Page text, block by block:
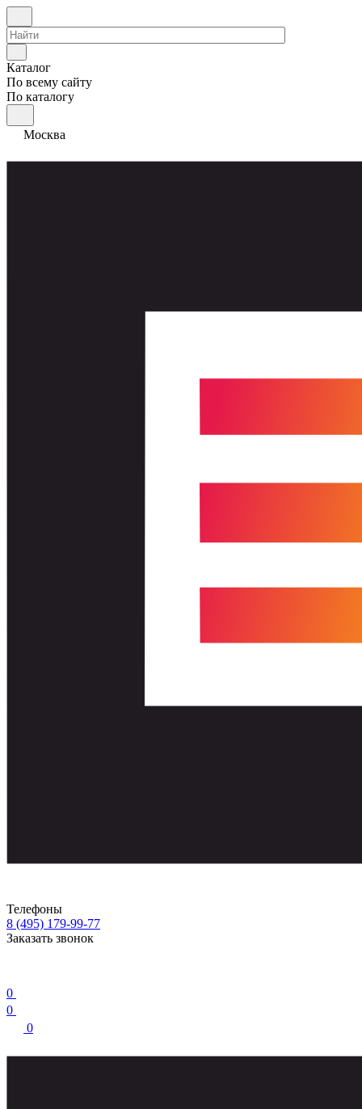
Каталог
По всему сайту
По каталогу
Москва
Телефоны
8 (495) 179-99-77
Заказать звонок
0
0
0